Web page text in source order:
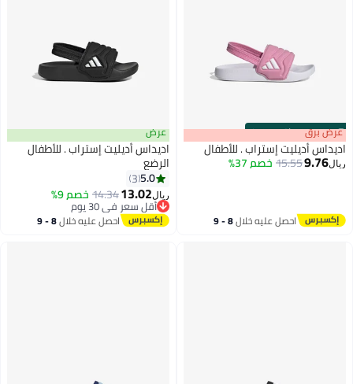
00m:00s
·باقي 100% عرض برق
اديداس أديليت إستراب . للأطفال
ريال9.76
15.55خصم 37%
احصل عليه خلال 8 - 9
2
عرض
اديداس أديليت إستراب . للأطفال
الرضع
5.0
3
ريال13.02
14.34خصم 9%
أقل سعر في 30 يوم
أقل سعر في 30 يوماحصل عليه خلال 8 - 9